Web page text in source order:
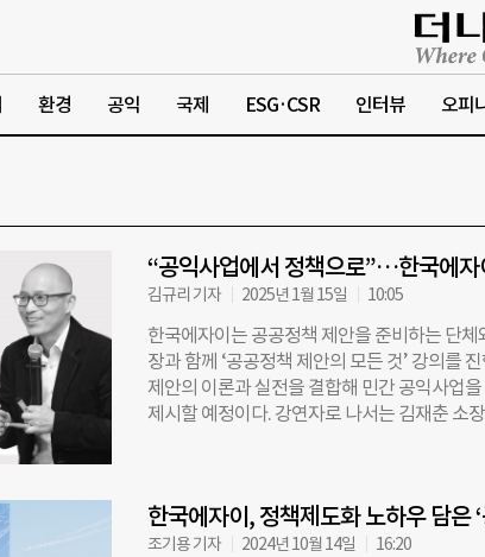
환경 공익 국제 ESG·CSR 인터뷰 오피
“공익사업에서 정책으로”…한국에자
김규리 기자 2025년 1월 15일 10:05
한국에자이는 공공정책 제안을 준비하는 단
장과 함께 ‘공공정책 제안의 모든 것’ 강의를
제안의 이론과 실전을 결합해 민간 공익사업
제시할 예정이다. 강연자로 나서는 김재춘 소
센터가 공동 주관하는 이번 강의는 활동가, 연
공정책 제안의 기초부터 제안서 작성법, 정책
한국에자이, 정책제도화 노하우 담은
조기용 기자 2024년 10월 14일 16:20